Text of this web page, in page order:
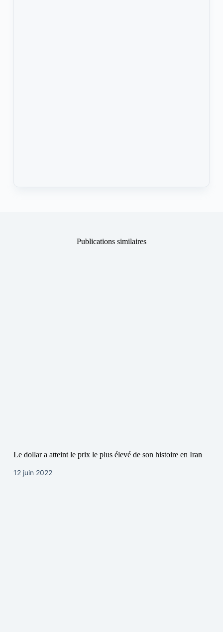
Publications similaires
Le dollar a atteint le prix le plus élevé de son histoire en Iran
12 juin 2022